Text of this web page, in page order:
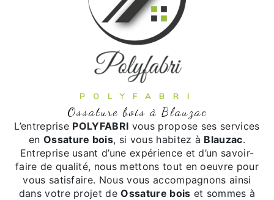
POLYFABRI
Ossature bois à Blauzac
L’entreprise POLYFABRI vous propose ses services
en Ossature bois, si vous habitez à Blauzac.
Entreprise usant d’une expérience et d’un savoir-
faire de qualité, nous mettons tout en oeuvre pour
vous satisfaire. Nous vous accompagnons ainsi
dans votre projet deOssature bois et sommes à